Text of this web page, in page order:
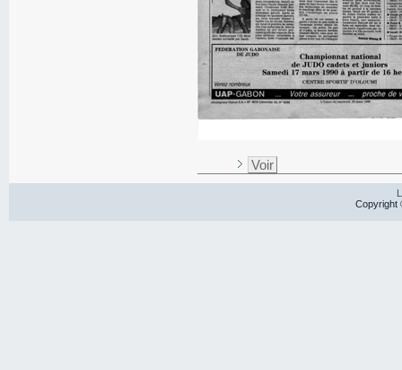
Voir
Copyright